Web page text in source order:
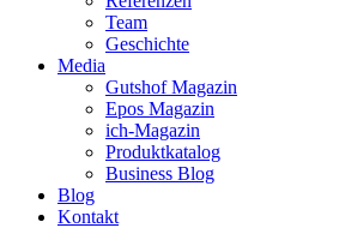
Team
Geschichte
Media
Gutshof Magazin
Epos Magazin
ich-Magazin
Produktkatalog
Business Blog
Blog
Kontakt